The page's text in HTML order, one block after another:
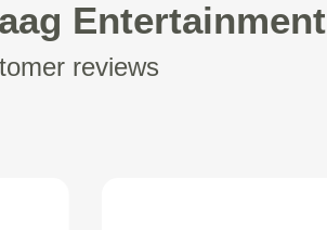
Entertainment
reviews